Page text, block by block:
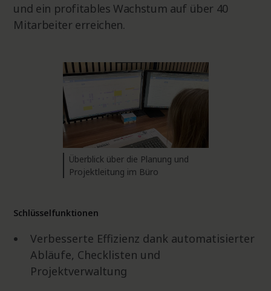
und ein profitables Wachstum auf über 40
Mitarbeiter erreichen.
Überblick über die Planung und
Projektleitung im Büro
Schlüsselfunktionen
Verbesserte Effizienz dank automatisierter
Abläufe, Checklisten und
Projektverwaltung